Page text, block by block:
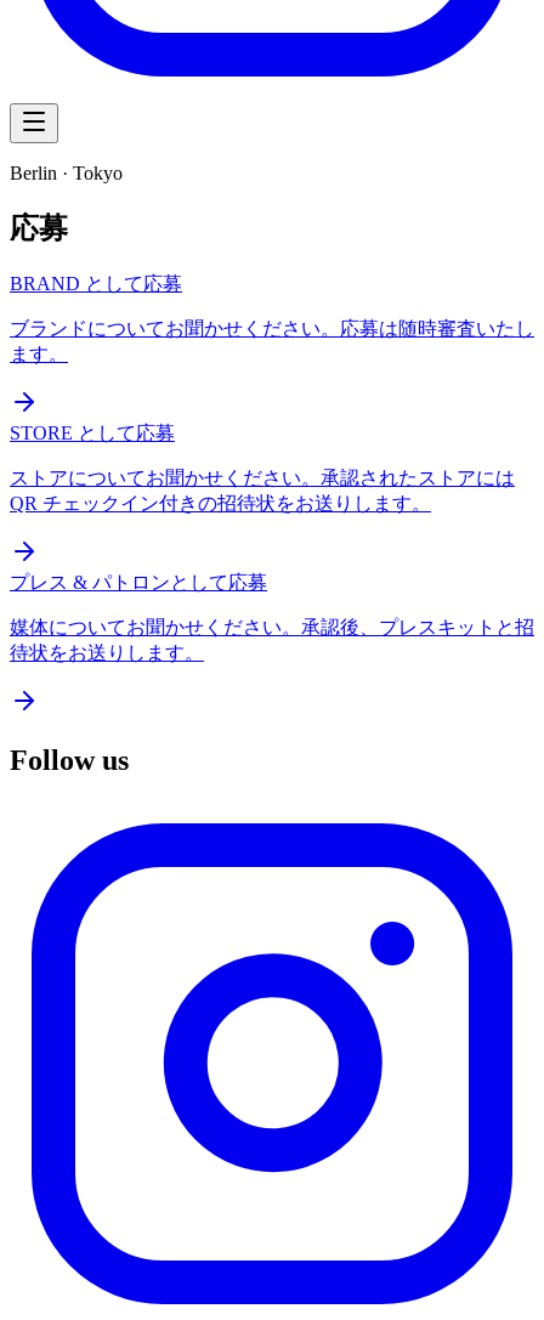
Berlin · Tokyo
応募
BRAND として応募
ブランドについてお聞かせください。応募は随時審査いたし
ます。
STORE として応募
ストアについてお聞かせください。承認されたストアには
QR チェックイン付きの招待状をお送りします。
プレス & パトロンとして応募
媒体についてお聞かせください。承認後、プレスキットと招
待状をお送りします。
Follow us